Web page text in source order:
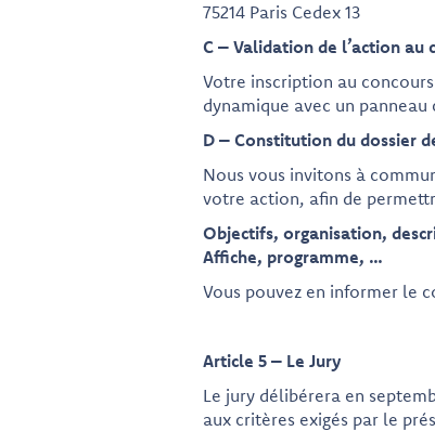
75214 Paris Cedex 13
C – Validation de l’action au
Votre inscription au
dynamique avec un
D – Constitution du dossier
Nous vous invitons à
votre action, afin de
Objectifs, organisation,
Affiche, programme, …
Vous pouvez en informer le
Article 5 – Le Jury
Le jury délibérera en
aux critères exigés par le